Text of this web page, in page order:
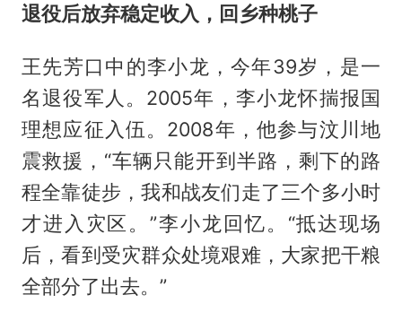
退役后放弃稳定收入，回乡种桃子
王先芳口中的李小龙，今年39岁，是一
名退役军人。2005年，李小龙怀揣报国
理想应征入伍。2008年，他参与汶川地
震救援，“车辆只能开到半路，剩下的路
程全靠徒步，我和战友们走了三个多小时
才进入灾区。”李小龙回忆。“抵达现场
后，看到受灾群众处境艰难，大家把干粮
全部分了出去。”